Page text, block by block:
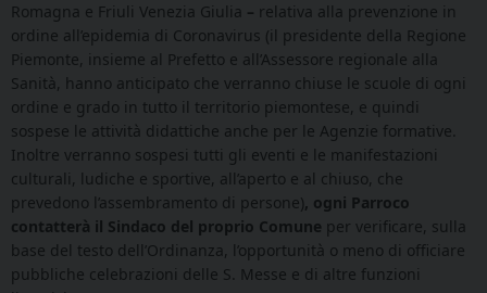
Romagna e Friuli Venezia Giulia – relativa alla prevenzione in
ordine all’epidemia di Coronavirus (il presidente della Regione
Piemonte, insieme al Prefetto e all’Assessore regionale alla
Sanità, hanno anticipato che verranno chiuse le scuole di ogni
ordine e grado in tutto il territorio piemontese, e quindi
sospese le attività didattiche anche per le Agenzie formative.
Inoltre verranno sospesi tutti gli eventi e le manifestazioni
culturali, ludiche e sportive, all’aperto e al chiuso, che
prevedono l’assembramento di persone), ogni Parroco
contatterà il Sindaco del proprio Comune per verificare, sulla
base del testo dell’Ordinanza, l’opportunità o meno di officiare
pubbliche celebrazioni delle S. Messe e di altre funzioni